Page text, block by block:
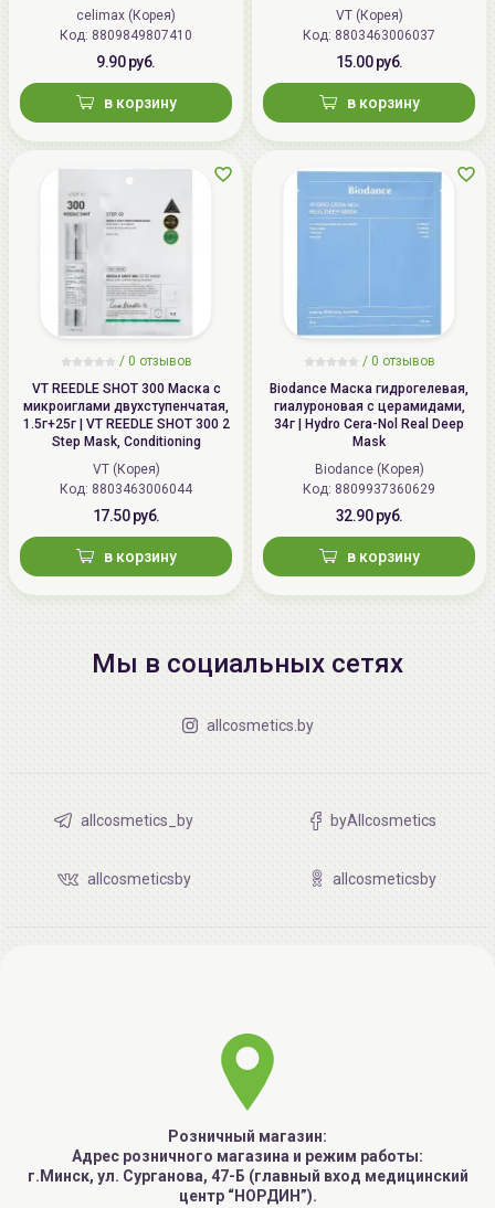
celimax (Корея)
Код: 8809849807410
9.90 руб.
в корзину
VT (Корея)
Код: 8803463006037
15.00 руб.
в корзину
/ 0 отзывов
VT REEDLE SHOT 300 Маска с
микроиглами двухступенчатая,
1.5г+25г | VT REEDLE SHOT 300 2
Step Mask, Conditioning
VT (Корея)
Код: 8803463006044
17.50 руб.
в корзину
/ 0 отзывов
Biodance Маска гидрогелевая,
гиалуроновая с церамидами,
34г | Hydro Cera-Nol Real Deep
Mask
Biodance (Корея)
Код: 8809937360629
32.90 руб.
в корзину
Мы в социальных сетях
allcosmetics.by
allcosmetics_by byAllcosmetics
allcosmeticsby allcosmeticsby
Розничный магазин:
Адрес розничного магазина и режим работы:
г.Минск, ул. Сурганова, 47-Б (главный вход медицинский
центр “НОРДИН”).